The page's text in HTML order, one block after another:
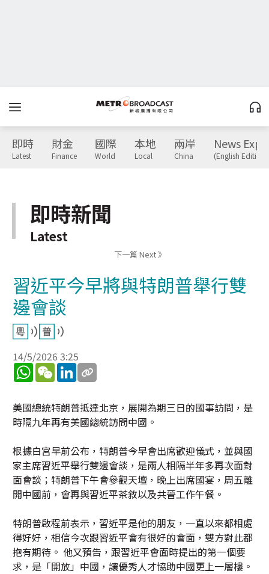
即時
Latest
財金
Finance
國際
World
本地
Local
兩岸
China
News
(English Edition)
即時新聞
Latest
下一篇 Next 》
習近平今早將與特朗普舉行雙
邊會談
14/5/2026 3:25
WhatsApp
WeChatLinkedIn
美國總統特朗普抵達北京，展開為期三日的國事訪問，是
時隔九年再有美國總統訪問中國。
根據白宮早前公布，特朗普今早會出席歡迎儀式，並與國
家主席習近平舉行雙邊會談，是兩人相隔半年多再次面對
面會談；特朗普下午會參觀天壇，晚上出席國宴，周五離
開中國前，會再與習近平茶敘以及共晉工作午餐。
特朗普啟程前表示，習近平是他的朋友，一直以來都相處
得好好，相信今次跟習近平會有很好的會面，雙方對此都
抱有期待。 他又預告，跟習近平會面時提出的第一個要
求，是「開放」中國，讓優秀人才協助中國更上一層樓。